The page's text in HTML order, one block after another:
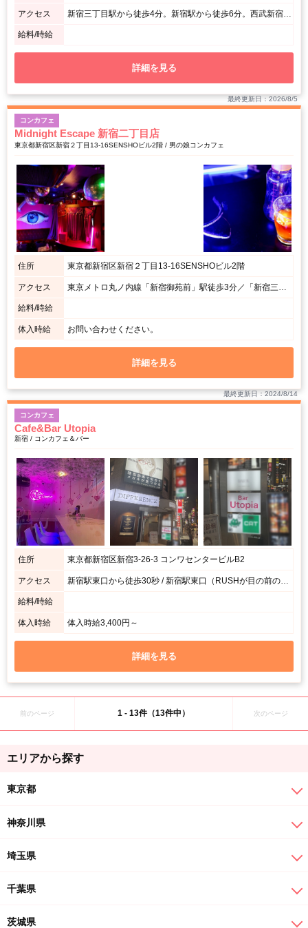
アクセス 新宿三丁目駅から徒歩4分。新宿駅から徒歩6分。西武新宿駅から徒歩6分。新宿西口駅から徒歩9分。東新宿駅から徒歩9分 / 新宿区役所通り、カラオケパセラ新宿本店の前のビルです
給料/時給
詳細を見る
最終更新日：2026/8/5
コンカフェ
Midnight Escape 新宿二丁目店
東京都新宿区新宿２丁目13-16SENSHOビル2階 / 男の娘コンカフェ
住所 東京都新宿区新宿２丁目13-16SENSHOビル2階
アクセス 東京メトロ丸ノ内線「新宿御苑前」駅徒歩3分／「新宿三丁目」駅徒歩5分
給料/時給
体入時給 お問い合わせください。
詳細を見る
最終更新日：2024/8/14
コンカフェ
Cafe&Bar Utopia
新宿 / コンカフェ＆バー
住所 東京都新宿区新宿3-26-3 コンワセンタービルB2
アクセス
給料/時給
体入時給 体入時給3,400円～
詳細を見る
前のページ 1 - 13件（13件中） 次のページ
エリアから探す
東京都
神奈川県
埼玉県
千葉県
茨城県